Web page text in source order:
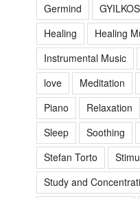
Germind
Healing
Healing
Instrumental Music
love
Meditation
Piano
Relaxation
Sleep
Soothing
Stefan Torto
Study and